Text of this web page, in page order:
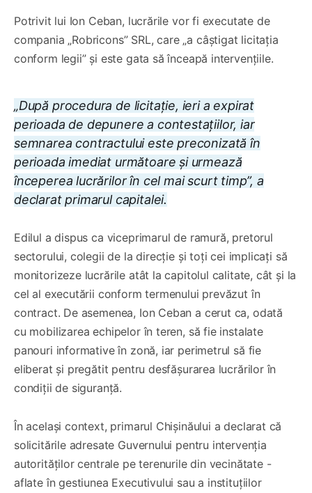
Potrivit lui Ion Ceban, lucrările vor fi executate de
compania „Robricons” SRL, care „a câștigat licitația
conform legii” și este gata să înceapă intervențiile.
„După procedura de licitație, ieri a expirat
perioada de depunere a contestațiilor, iar
semnarea contractului este preconizată în
perioada imediat următoare și urmează
începerea lucrărilor în cel mai scurt timp”, a
declarat primarul capitalei.
Edilul a dispus ca viceprimarul de ramură, pretorul
sectorului, colegii de la direcție și toți cei implicați să
monitorizeze lucrările atât la capitolul calitate, cât și la
cel al executării conform termenului prevăzut în
contract. De asemenea, Ion Ceban a cerut ca, odată
cu mobilizarea echipelor în teren, să fie instalate
panouri informative în zonă, iar perimetrul să fie
eliberat și pregătit pentru desfășurarea lucrărilor în
condiții de siguranță.
În același context, primarul Chișinăului a declarat că
solicitările adresate Guvernului pentru intervenția
autorităților centrale pe terenurile din vecinătate -
aflate în gestiunea Executivului sau a instituțiilor